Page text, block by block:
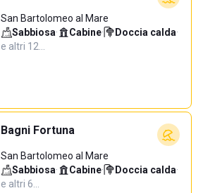
San Bartolomeo al Mare
Sabbiosa· Cabine· Doccia calda·
e altri 12…
Bagni Fortuna
San Bartolomeo al Mare
Sabbiosa· Cabine· Doccia calda·
e altri 6…